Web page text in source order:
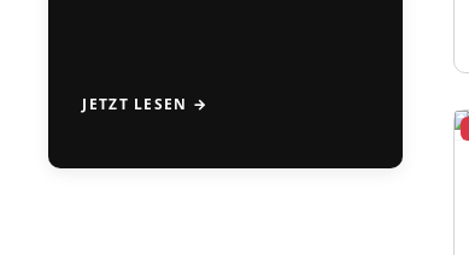
JETZT LESEN →